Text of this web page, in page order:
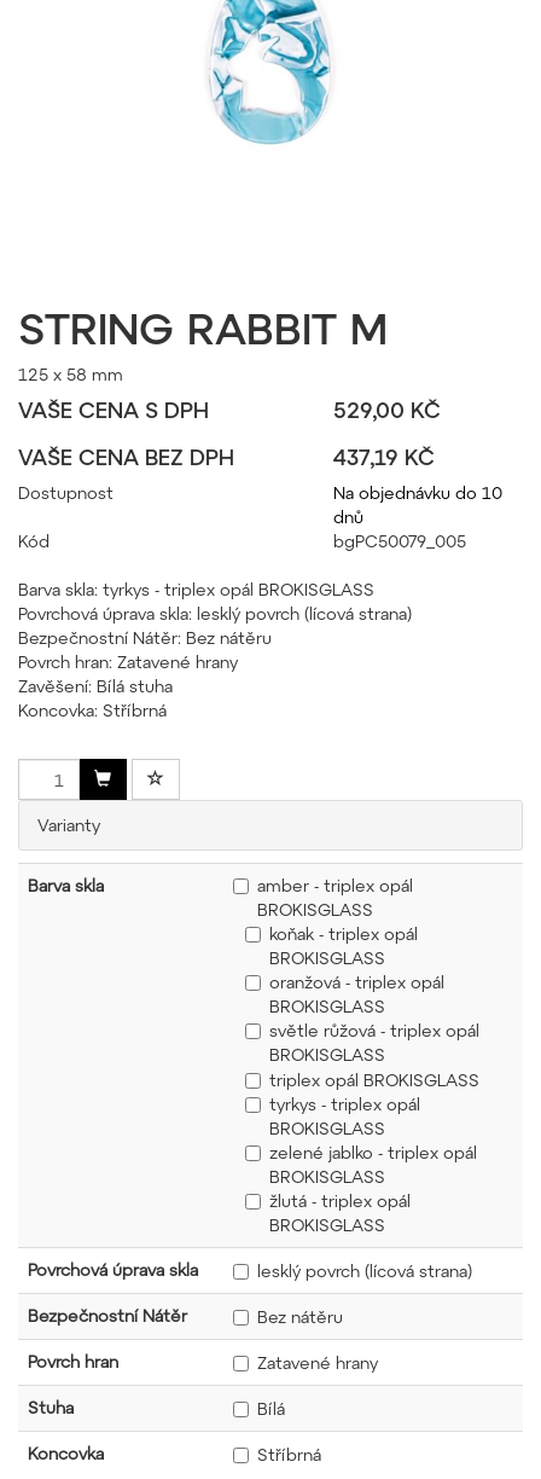
STRING RABBIT M
125 x 58 mm
VAŠE CENA S DPH
529,00 KČ
VAŠE CENA BEZ DPH
437,19 KČ
Dostupnost
Na objednávku do 10
dnů
Kód
bgPC50079_005
Barva skla: tyrkys - triplex opál BROKISGLASS
Povrchová úprava skla: lesklý povrch (lícová strana)
Bezpečnostní Nátěr: Bez nátěru
Povrch hran: Zatavené hrany
Zavěšení: Bílá stuha
Koncovka: Stříbrná
Varianty
Barva skla
amber - triplex opál
BROKISGLASS
koňak - triplex opál
BROKISGLASS
oranžová - triplex opál
BROKISGLASS
světle růžová - triplex opál
BROKISGLASS
triplex opál BROKISGLASS
tyrkys - triplex opál
BROKISGLASS
zelené jablko - triplex opál
BROKISGLASS
žlutá - triplex opál
BROKISGLASS
Povrchová úprava skla lesklý povrch (lícová strana)
Bezpečnostní Nátěr Bez nátěru
Povrch hran Zatavené hrany
Stuha Bílá
Koncovka Stříbrná